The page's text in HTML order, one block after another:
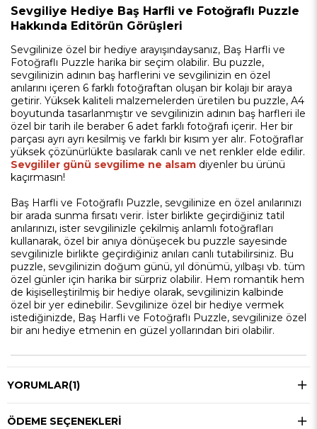
Sevgiliye Hediye Baş Harfli ve Fotoğraflı Puzzle
Hakkında Editörün Görüşleri
Sevgilinize özel bir hediye arayışındaysanız, Baş Harfli ve
Fotoğraflı Puzzle harika bir seçim olabilir. Bu puzzle,
sevgilinizin adının baş harflerini ve sevgilinizin en özel
anılarını içeren 6 farklı fotoğraftan oluşan bir kolajı bir araya
getirir. Yüksek kaliteli malzemelerden üretilen bu puzzle, A4
boyutunda tasarlanmıştır ve sevgilinizin adının baş harfleri ile
özel bir tarih ile beraber 6 adet farklı fotoğrafı içerir. Her bir
parçası ayrı ayrı kesilmiş ve farklı bir kısım yer alır. Fotoğraflar
yüksek çözünürlükte basılarak canlı ve net renkler elde edilir.
Sevgililer günü sevgilime ne alsam diyenler bu ürünü
kaçırmasın!
Baş Harfli ve Fotoğraflı Puzzle, sevgilinize en özel anılarınızı
bir arada sunma fırsatı verir. İster birlikte geçirdiğiniz tatil
anılarınızı, ister sevgilinizle çekilmiş anlamlı fotoğrafları
kullanarak, özel bir anıya dönüşecek bu puzzle sayesinde
sevgilinizle birlikte geçirdiğiniz anıları canlı tutabilirsiniz. Bu
puzzle, sevgilinizin doğum günü, yıl dönümü, yılbaşı vb. tüm
özel günler için harika bir sürpriz olabilir. Hem romantik hem
de kişiselleştirilmiş bir hediye olarak, sevgilinizin kalbinde
özel bir yer edinebilir. Sevgilinize özel bir hediye vermek
istediğinizde, Baş Harfli ve Fotoğraflı Puzzle, sevgilinize özel
bir anı hediye etmenin en güzel yollarından biri olabilir.
YORUMLAR(1)
ÖDEME SEÇENEKLERI